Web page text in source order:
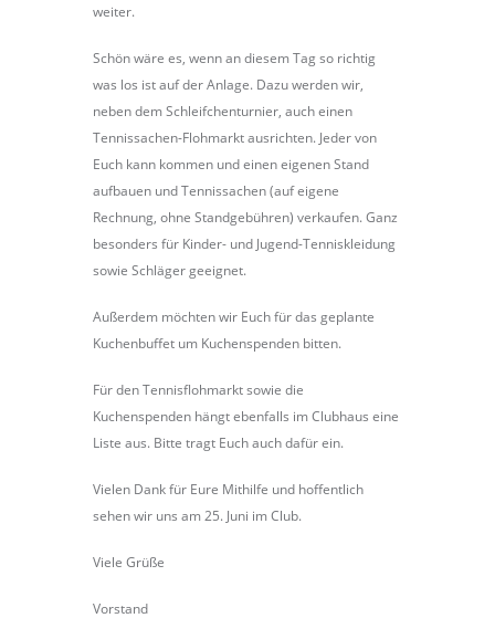
weiter.
Schön wäre es, wenn an diesem Tag so richtig
was los ist auf der Anlage. Dazu werden wir,
neben dem Schleifchenturnier, auch einen
Tennissachen-Flohmarkt ausrichten. Jeder von
Euch kann kommen und einen eigenen Stand
aufbauen und Tennissachen (auf eigene
Rechnung, ohne Standgebühren) verkaufen. Ganz
besonders für Kinder- und Jugend-Tenniskleidung
sowie Schläger geeignet.
Außerdem möchten wir Euch für das geplante
Kuchenbuffet um Kuchenspenden bitten.
Für den Tennisflohmarkt sowie die
Kuchenspenden hängt ebenfalls im Clubhaus eine
Liste aus. Bitte tragt Euch auch dafür ein.
Vielen Dank für Eure Mithilfe und hoffentlich
sehen wir uns am 25. Juni im Club.
Viele Grüße
Vorstand